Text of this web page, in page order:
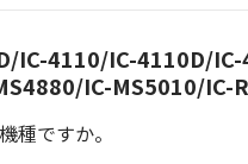
IC-4110/IC-4110D/
IC-MS5010/IC-
種ですか。